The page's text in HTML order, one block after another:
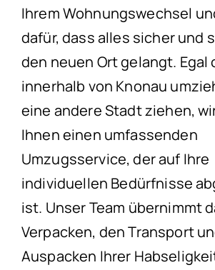
Ihrem Wohnungswechsel
dafür, dass alles sicher und
den neuen Ort gelangt. Egal
innerhalb von Knonau
eine andere Stadt ziehen,
Ihnen einen umfassenden
Umzugsservice, der auf Ihre
individuellen Bedürfnisse
ist. Unser Team übernimmt
Verpacken, den Transport
Auspacken Ihrer